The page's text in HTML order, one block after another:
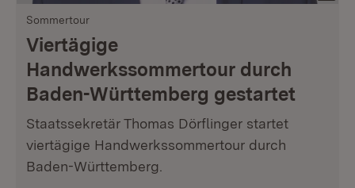
Sommertour
Viertägige
Handwerkssommertour durch
Baden-Württemberg gestartet
Staatssekretär Thomas Dörflinger startet
viertägige Handwerkssommertour durch
Baden-Württemberg.